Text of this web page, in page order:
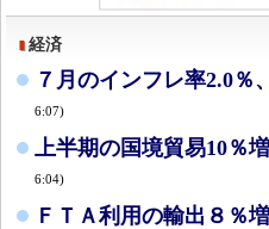
経済
７月のインフレ率2.0％
6:07)
上半期の国境貿易10％
6:04)
ＦＴＡ利用の輸出８％